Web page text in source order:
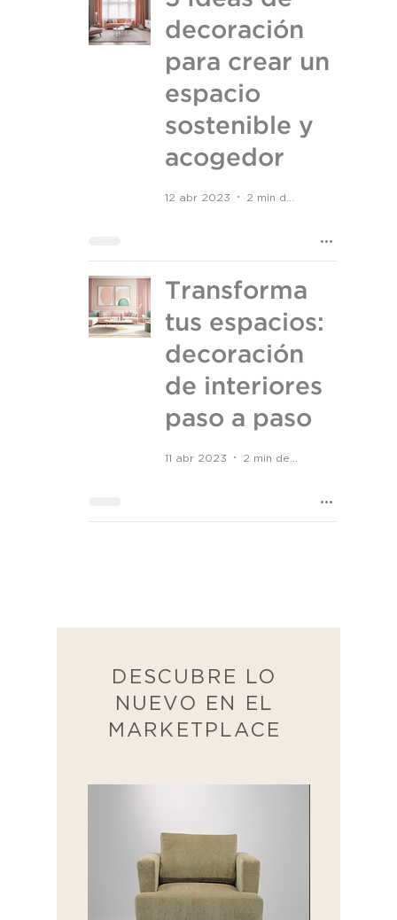
decoración
para crear un
espacio
sostenible y
acogedor
12 abr 2023
Transforma
tus espacios:
decoración
de interiores
paso a paso
11 abr 2023
DESCUBRE LO
NUEVO EN EL
MARKETPLACE